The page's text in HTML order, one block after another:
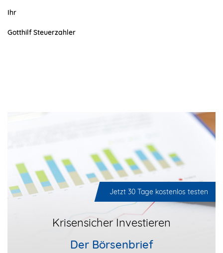
Ihr
Gotthilf Steuerzahler
Jetzt 30 Tage kostenlos testen
Krisensicher Investieren
Der Börsenbrief